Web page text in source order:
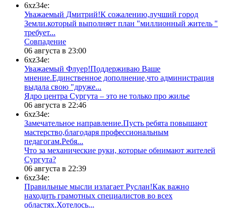
6xz34e:
Уважаемый Дмитрий!К сожалению,лучший город
Земли.который выполняет план "миллионный житель "
требует...
​Совпадение
06 августа в 23:00
6xz34e:
Уважаемый Флуер!Поддерживаю Ваше
мнение.Единственное дополнение,что администрация
выдала свою "друже...
​Ядро центра Сургута ‒ это не только про жилье
06 августа в 22:46
6xz34e:
Замечательное направление.Пусть ребята повышают
мастерство,благодаря профессиональным
педагогам.Ребя...
​Что за механические руки, которые обнимают жителей
Сургута?
06 августа в 22:39
6xz34e:
Правильные мысли излагает Руслан!Как важно
находить грамотных специалистов во всех
областях.Хотелось...